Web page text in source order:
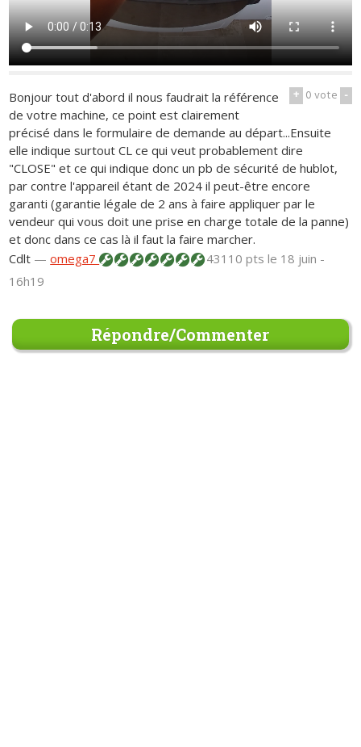
+ 0vote -
Bonjour tout d'abord il nous faudrait la référence
de votre machine, ce point est clairement
précisé dans le formulaire de demande au départ...Ensuite
elle indique surtout CL ce qui veut probablement dire
"CLOSE" et ce qui indique donc un pb de sécurité de hublot,
par contre l'appareil étant de 2024 il peut-être encore
garanti (garantie légale de 2 ans à faire appliquer par le
vendeur qui vous doit une prise en charge totale de la panne)
et donc dans ce cas là il faut la faire marcher.
Cdlt —omega7 43110 ptsle 18 juin -
16h19
Répondre/Commenter